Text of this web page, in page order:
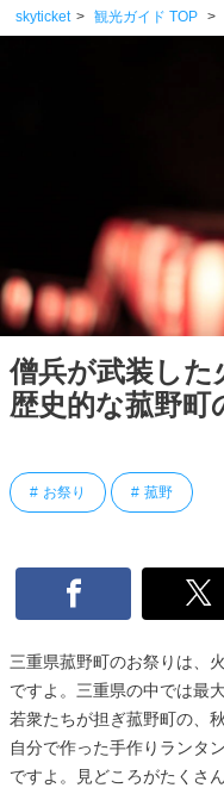
skyticket 観光ガイド TOP
僧兵が武装した
歴史的な菰野町
お祭り 菰野
三重県菰野町のお祭りは、
ですよ。三重県の中では最
若衆たちが担ぎ菰野町の、
自分で作った手作りランタ
ですよ。見どころがたくさ